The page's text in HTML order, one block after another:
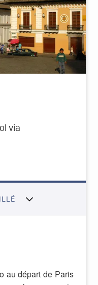
via
au départ de Paris